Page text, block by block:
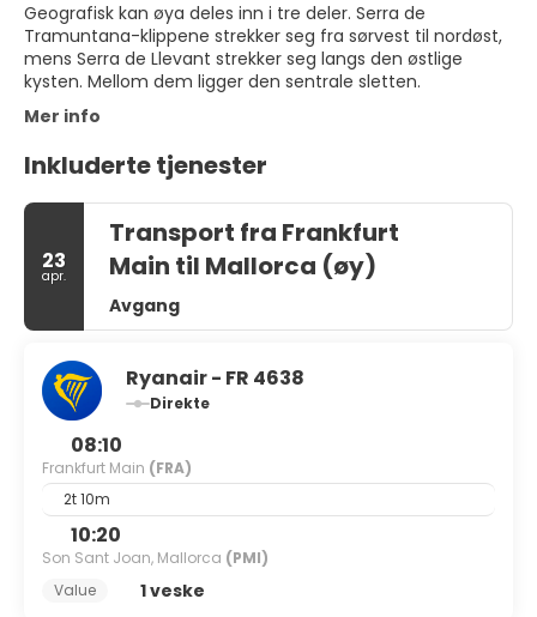
Geografisk kan øya deles inn i tre deler. Serra de
Tramuntana-klippene strekker seg fra sørvest til nordøst,
mens Serra de Llevant strekker seg langs den østlige
kysten. Mellom dem ligger den sentrale sletten.
Mer info
Inkluderte tjenester
23
apr.
Transport fra Frankfurt
Main til Mallorca (øy)
Avgang
Ryanair - FR 4638
Direkte
08:10
Frankfurt Main (FRA)
2t 10m
10:20
Son Sant Joan, Mallorca (PMI)
Value
1 veske